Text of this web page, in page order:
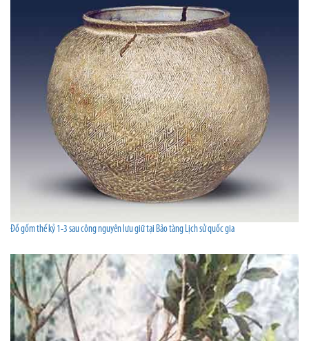
Đồ gốm thế kỷ 1-3 sau công nguyên lưu giữ tại Bảo tàng Lịch sử quốc gia